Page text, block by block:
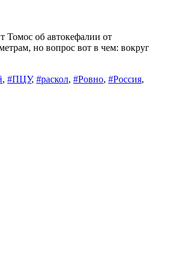
Томос об автокефалии от
но вопрос вот в чем: вокруг
, #ПЦУ, #раскол, #Ровно, #Россия,